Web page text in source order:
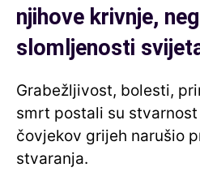
njihove krivnje,
slomljenosti
Grabežljivost, bolesti,
smrt postali su
čovjekov grijeh narušio
stvaranja.